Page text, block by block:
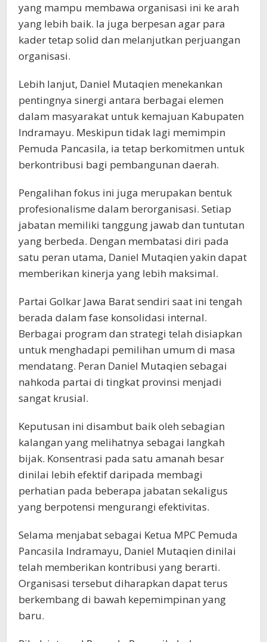
yang mampu membawa organisasi ini ke arah
yang lebih baik. Ia juga berpesan agar para
kader tetap solid dan melanjutkan perjuangan
organisasi.
Lebih lanjut, Daniel Mutaqien menekankan
pentingnya sinergi antara berbagai elemen
dalam masyarakat untuk kemajuan Kabupaten
Indramayu. Meskipun tidak lagi memimpin
Pemuda Pancasila, ia tetap berkomitmen untuk
berkontribusi bagi pembangunan daerah.
Pengalihan fokus ini juga merupakan bentuk
profesionalisme dalam berorganisasi. Setiap
jabatan memiliki tanggung jawab dan tuntutan
yang berbeda. Dengan membatasi diri pada
satu peran utama, Daniel Mutaqien yakin dapat
memberikan kinerja yang lebih maksimal.
Partai Golkar Jawa Barat sendiri saat ini tengah
berada dalam fase konsolidasi internal.
Berbagai program dan strategi telah disiapkan
untuk menghadapi pemilihan umum di masa
mendatang. Peran Daniel Mutaqien sebagai
nahkoda partai di tingkat provinsi menjadi
sangat krusial.
Keputusan ini disambut baik oleh sebagian
kalangan yang melihatnya sebagai langkah
bijak. Konsentrasi pada satu amanah besar
dinilai lebih efektif daripada membagi
perhatian pada beberapa jabatan sekaligus
yang berpotensi mengurangi efektivitas.
Selama menjabat sebagai Ketua MPC Pemuda
Pancasila Indramayu, Daniel Mutaqien dinilai
telah memberikan kontribusi yang berarti.
Organisasi tersebut diharapkan dapat terus
berkembang di bawah kepemimpinan yang
baru.